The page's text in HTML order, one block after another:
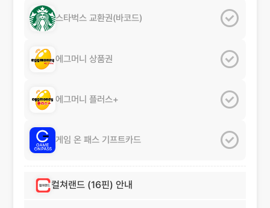
스타벅스 교환권(바코드)
에그머니 상품권
에그머니 플러스+
게임 온 패스 기프트카드
컬쳐랜드 (16핀) 안내